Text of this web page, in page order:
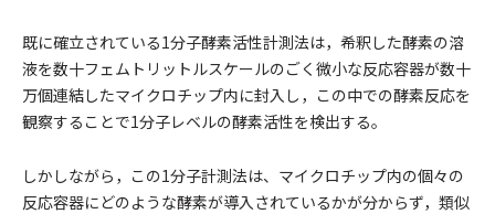
既に確立されている1分子酵素活性計測法は，希釈した酵素の溶
液を数十フェムトリットルスケールのごく微小な反応容器が数十
万個連結したマイクロチップ内に封入し，この中での酵素反応を
観察することで1分子レベルの酵素活性を検出する。
しかしながら，この1分子計測法は、マイクロチップ内の個々の
反応容器にどのような酵素が導入されているかが分からず，類似